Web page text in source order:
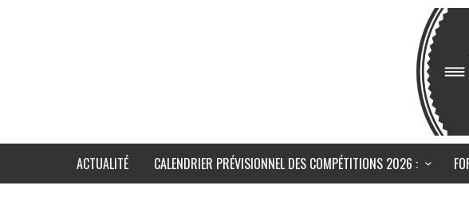
ACTUALITÉ CALENDRIER PRÉVISIONNEL DES COMPÉTITIONS 2026 :